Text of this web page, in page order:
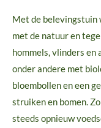
Met de belevingstuin
met de natuur en
hommels, vlinders en
onder andere met
bloembollen en een
struiken en bomen.
steeds opnieuw